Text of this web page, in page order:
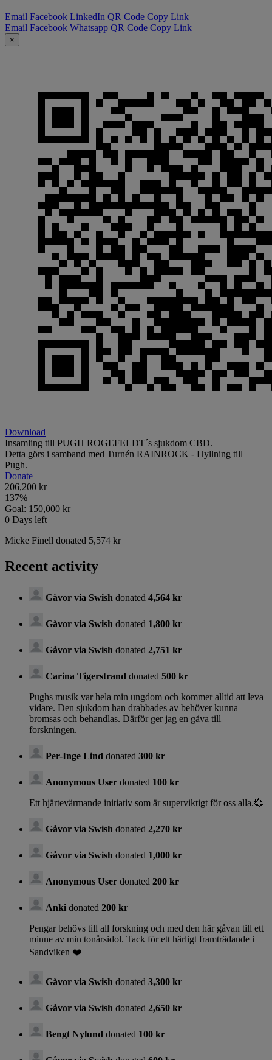
Email Facebook LinkedIn QR Code Copy Link
Email Facebook Whatsapp QR Code Copy Link
×
Download
Insamling till PUGH ROGEFELDT´s sjukdom CBD.
Detta görs i samband med Turnén RAINROCK - Hyllning till
Pugh.
Donate
206,200 kr
137%
Goal: 150,000 kr
0 Days left
Micke Finell donated 5,574 kr
Recent activity
Gåvor via Swish donated 4,564 kr
Gåvor via Swish donated 1,800 kr
Gåvor via Swish donated 2,751 kr
Carina Tigerstrand donated 500 kr
Pughs musik var hela min ungdom och kommer alltid att leva
vidare. Den sjukdom han drabbades av behöver kunna
bromsas och behandlas. Därför ger jag en gåva till
forskningen.
Per-Inge Lind donated 300 kr
Anonymous User donated 100 kr
Ett hjärtevärmande initiativ som är superviktigt för oss alla.💞
Gåvor via Swish donated 2,270 kr
Gåvor via Swish donated 1,000 kr
Anonymous User donated 200 kr
Anki donated 200 kr
Pengar behövs till all forskning och med den här gåvan till ett
minne av min tonårsidol. Tack för ett härligt framträdande i
Sandviken ❤️
Gåvor via Swish donated 3,300 kr
Gåvor via Swish donated 2,650 kr
Bengt Nylund donated 100 kr